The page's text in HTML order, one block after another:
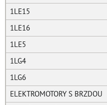
1LE15
1LE16
1LE5
1LG4
1LG6
ELEKTROMOTORY S BRZDOU